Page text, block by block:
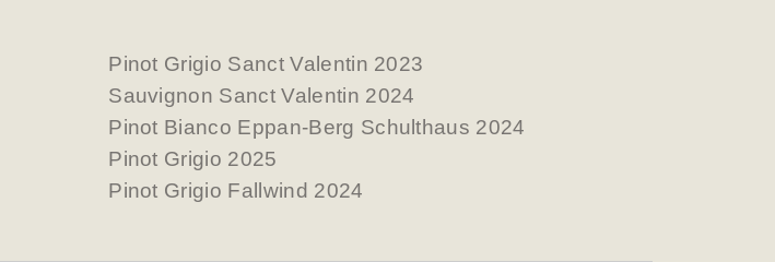
Pinot Grigio Sanct Valentin 2023
Sauvignon Sanct Valentin 2024
Pinot Bianco Eppan-Berg Schulthaus 2024
Pinot Grigio 2025
Pinot Grigio Fallwind 2024